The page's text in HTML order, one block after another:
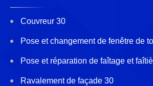
Couvreur 30
Pose et changement de fenêtre de
Pose et réparation de faîtage et
Ravalement de façade 30